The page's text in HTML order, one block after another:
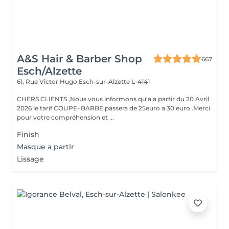
A&S Hair & Barber Shop
Esch/Alzette
667
61, Rue Victor Hugo Esch-sur-Alzette L-4141
CHERS CLIENTS ,Nous vous informons qu'a a partir du 20 Avril
2026 le tarif COUPE+BARBE passera de 25euro a 30 euro .Merci
pour votre compréhension et ...
Finish
Masque a partir
Lissage